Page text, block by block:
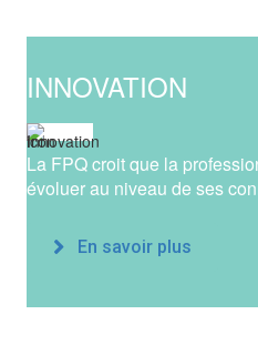
INNOVATION
La FPQ croit que la
évoluer au niveau de ses
En savoir plus